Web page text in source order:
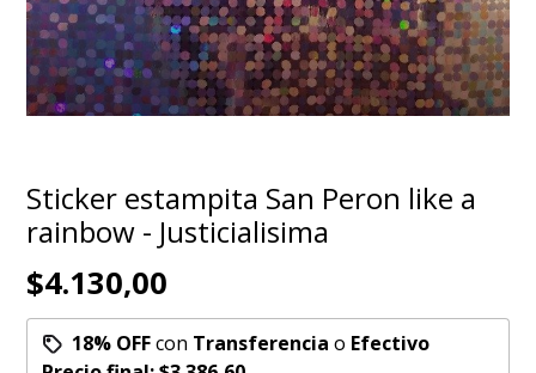
Sticker estampita San Peron like a
rainbow - Justicialisima
$4.130,00
18% OFFcon Transferencia o Efectivo